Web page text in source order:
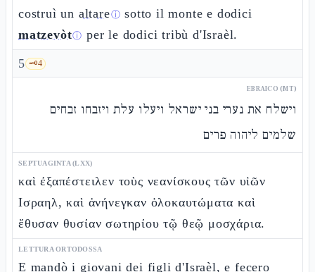
costruì un altareⓘ sotto il monte e dodici
matzevòtⓘ per le dodici tribù d'Israèl.
5 🗝️4
EBRAICO (MT)
וישלח את נערי בני ישראל ויעלו עלת ויזבחו זבחים
שלמים ליהוה פרים
SEPTUAGINTA (LXX)
καὶ ἐξαπέστειλεν τοὺς νεανίσκους τῶν υἱῶν
Ισραηλ, καὶ ἀνήνεγκαν ὁλοκαυτώματα καὶ
ἔθυσαν θυσίαν σωτηρίου τῷ θεῷ μοσχάρια.
LETTURA ORTODOSSA
E mandò i giovani dei figli d'Israèl, e fecero